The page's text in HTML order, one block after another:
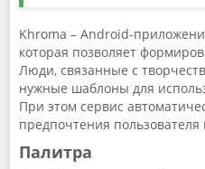
Khroma – Android-
которая позволяет
Люди, связанные с
нужные шаблоны для
При этом сервис
предпочтения пользователя
Палитра